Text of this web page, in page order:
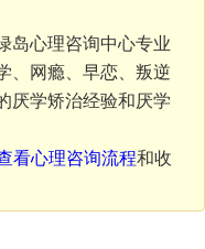
理咨询中心专业
、网瘾、早恋、叛逆
厌学矫治经验和厌学
看心理咨询流程和收